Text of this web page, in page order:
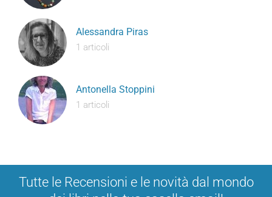
Alessandra Piras
1 articoli
Antonella Stoppini
1 articoli
Tutte le Recensioni e le novità dal mondo